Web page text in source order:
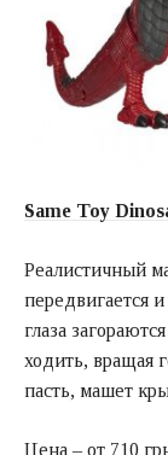
Same Toy
Реалистичный
передвигается
глаза
ходить, вращая
пасть, машет
Цена – от 710